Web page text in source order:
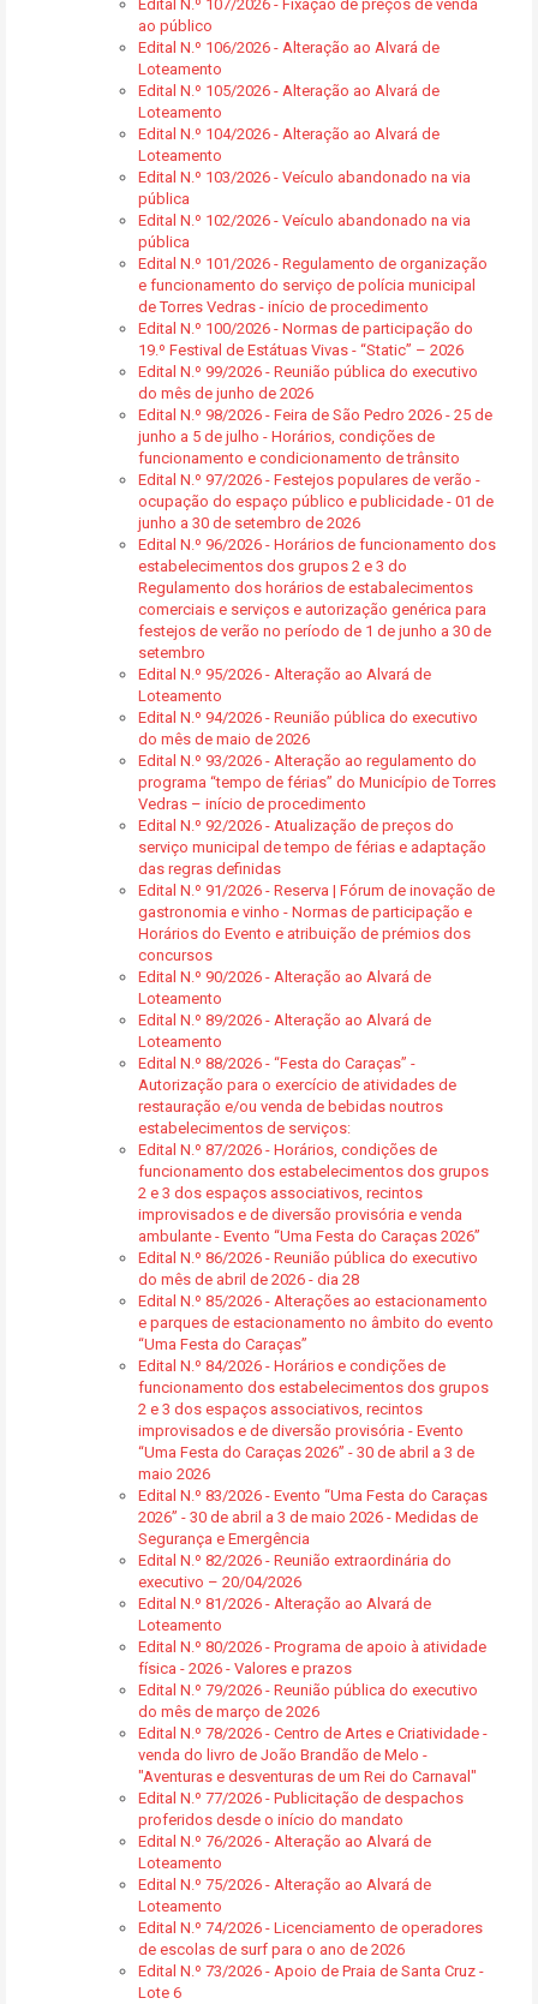
Edital N.º 107/2026 - Fixação de preços de venda
ao público
Edital N.º 106/2026 - Alteração ao Alvará de
Loteamento
Edital N.º 105/2026 - Alteração ao Alvará de
Loteamento
Edital N.º 104/2026 - Alteração ao Alvará de
Loteamento
Edital N.º 103/2026 - Veículo abandonado na via
pública
Edital N.º 102/2026 - Veículo abandonado na via
pública
Edital N.º 101/2026 - Regulamento de organização
e funcionamento do serviço de polícia municipal
de Torres Vedras - início de procedimento
Edital N.º 100/2026 - Normas de participação do
19.º Festival de Estátuas Vivas - “Static” – 2026
Edital N.º 99/2026 - Reunião pública do executivo
do mês de junho de 2026
Edital N.º 98/2026 - Feira de São Pedro 2026 - 25 de
junho a 5 de julho - Horários, condições de
funcionamento e condicionamento de trânsito
Edital N.º 97/2026 - Festejos populares de verão -
ocupação do espaço público e publicidade - 01 de
junho a 30 de setembro de 2026
Edital N.º 96/2026 - Horários de funcionamento dos
estabelecimentos dos grupos 2 e 3 do
Regulamento dos horários de estabalecimentos
comerciais e serviços e autorização genérica para
festejos de verão no período de 1 de junho a 30 de
setembro
Edital N.º 95/2026 - Alteração ao Alvará de
Loteamento
Edital N.º 94/2026 - Reunião pública do executivo
do mês de maio de 2026
Edital N.º 93/2026 - Alteração ao regulamento do
programa “tempo de férias” do Município de Torres
Vedras – início de procedimento
Edital N.º 92/2026 - Atualização de preços do
serviço municipal de tempo de férias e adaptação
das regras definidas
Edital N.º 91/2026 - Reserva | Fórum de inovação de
gastronomia e vinho - Normas de participação e
Horários do Evento e atribuição de prémios dos
concursos
Edital N.º 90/2026 - Alteração ao Alvará de
Loteamento
Edital N.º 89/2026 - Alteração ao Alvará de
Loteamento
Edital N.º 88/2026 - “Festa do Caraças” -
Autorização para o exercício de atividades de
restauração e/ou venda de bebidas noutros
estabelecimentos de serviços:
Edital N.º 87/2026 - Horários, condições de
funcionamento dos estabelecimentos dos grupos
2 e 3 dos espaços associativos, recintos
improvisados e de diversão provisória e venda
ambulante - Evento “Uma Festa do Caraças 2026”
Edital N.º 86/2026 - Reunião pública do executivo
do mês de abril de 2026 - dia 28
Edital N.º 85/2026 - Alterações ao estacionamento
e parques de estacionamento no âmbito do evento
“Uma Festa do Caraças”
Edital N.º 84/2026 - Horários e condições de
funcionamento dos estabelecimentos dos grupos
2 e 3 dos espaços associativos, recintos
improvisados e de diversão provisória - Evento
“Uma Festa do Caraças 2026” - 30 de abril a 3 de
maio 2026
Edital N.º 83/2026 - Evento “Uma Festa do Caraças
2026” - 30 de abril a 3 de maio 2026 - Medidas de
Segurança e Emergência
Edital N.º 82/2026 - Reunião extraordinária do
executivo – 20/04/2026
Edital N.º 81/2026 - Alteração ao Alvará de
Loteamento
Edital N.º 80/2026 - Programa de apoio à atividade
física - 2026 - Valores e prazos
Edital N.º 79/2026 - Reunião pública do executivo
do mês de março de 2026
Edital N.º 78/2026 - Centro de Artes e Criatividade -
venda do livro de João Brandão de Melo -
"Aventuras e desventuras de um Rei do Carnaval"
Edital N.º 77/2026 - Publicitação de despachos
proferidos desde o início do mandato
Edital N.º 76/2026 - Alteração ao Alvará de
Loteamento
Edital N.º 75/2026 - Alteração ao Alvará de
Loteamento
Edital N.º 74/2026 - Licenciamento de operadores
de escolas de surf para o ano de 2026
Edital N.º 73/2026 - Apoio de Praia de Santa Cruz -
Lote 6